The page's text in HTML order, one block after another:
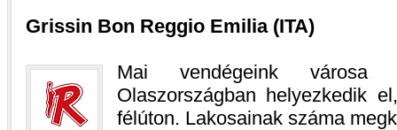
Grissin Bon Reggio Emilia (ITA)
Mai vendégeink városa
Olaszországban helyezkedik
félúton. Lakosainak száma